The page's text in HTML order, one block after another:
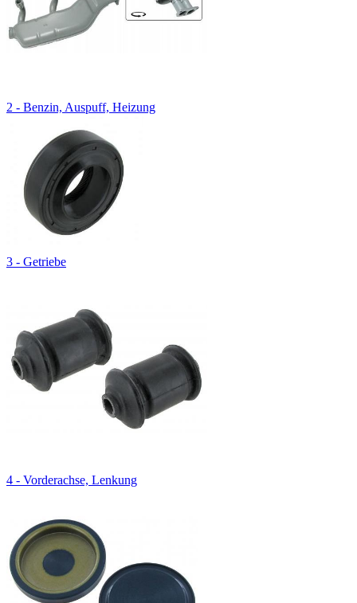
2 - Benzin, Auspuff, Heizung
3 - Getriebe
4 - Vorderachse, Lenkung